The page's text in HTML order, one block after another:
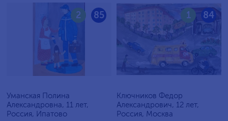
85
2
Уманская Полина
Александровна, 11 лет,
Россия, Ипатово
84
1
Ключников Федор
Александрович, 12 лет,
Россия, Москва